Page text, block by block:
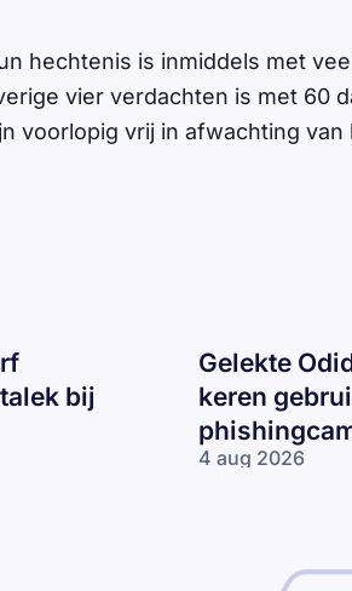
hechtenis is inmiddels met
vier verdachten is met 60
voorlopig vrij in afwachting
bij
Gelekte
keren
4 aug 2026